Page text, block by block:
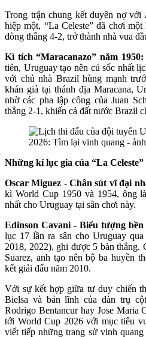
Trong trận chung kết duyên nợ
hiệp một, “La Celeste” đã chơi
dòng thắng 4-2, trở thành nhà vua
Kì tích “Maracanazo” năm 1950:
tiên, Uruguay tạo nên cú sốc nhất
với chủ nhà Brazil hùng mạnh
khán giả tại thánh địa Maracana,
nhờ các pha lập công của Juan
thắng 2-1, khiến cả đất nước Brazil
Những kỉ lục gia của “La Celeste”
Oscar Miguez - Chân sút vĩ đại
kì World Cup 1950 và 1954, ông
nhất cho Uruguay tại sân chơi này.
Edinson Cavani - Biểu tượng bền
lục 17 lần ra sân cho Uruguay
2018, 2022), ghi được 5 bàn
Suarez, anh tạo nên bộ ba huyền
kết giải đấu năm 2010.
Với sự kết hợp giữa tư duy chiến
Bielsa và bản lĩnh của dàn trụ
Rodrigo Bentancur hay Jose Maria
tới World Cup 2026 với mục tiêu
viết tiếp những trang sử vinh